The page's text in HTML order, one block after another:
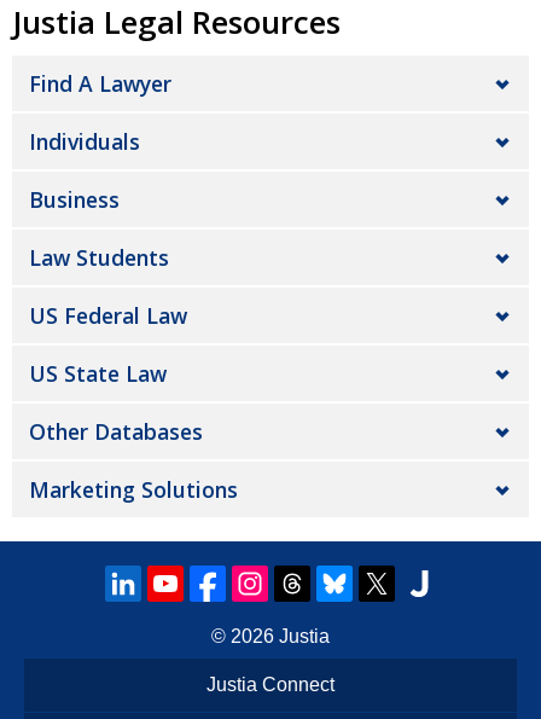
Justia Legal Resources
Find A Lawyer
Individuals
Business
Law Students
US Federal Law
US State Law
Other Databases
Marketing Solutions
© 2026 Justia
Justia Connect